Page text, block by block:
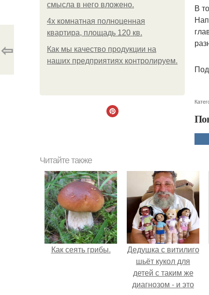
смысла в него вложено.
4x комнатная полноценная
квартира, площадь 120 кв.
Как мы качество продукции на
наших предприятиях контролируем.
В
⇦
Читайте также
Как сеять грибы.
Дедушка с витилиго
шьёт кукол для
детей с таким же
диагнозом - и это